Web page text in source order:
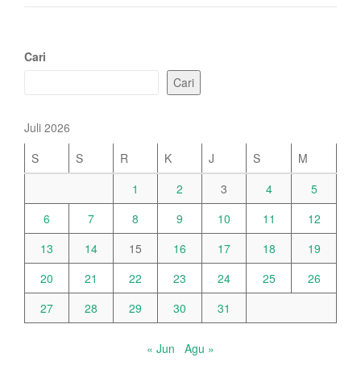
Cari
Cari
Juli 2026
S
S R K J S
M
1
2 3 4
5
6
7 8 9 10 11
12
13
14 15 16 17 18
19
20
21 22 23 24 25
26
27
28 29 30 31
« Jun Agu »